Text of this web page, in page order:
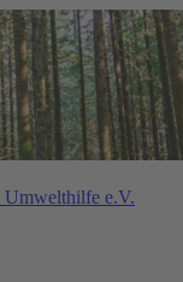
Umwelthilfe e.V.